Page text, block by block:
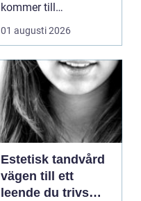
kommer till
hemförbättr...
01 augusti 2026
Estetisk tandvård
vägen till ett
leende du trivs